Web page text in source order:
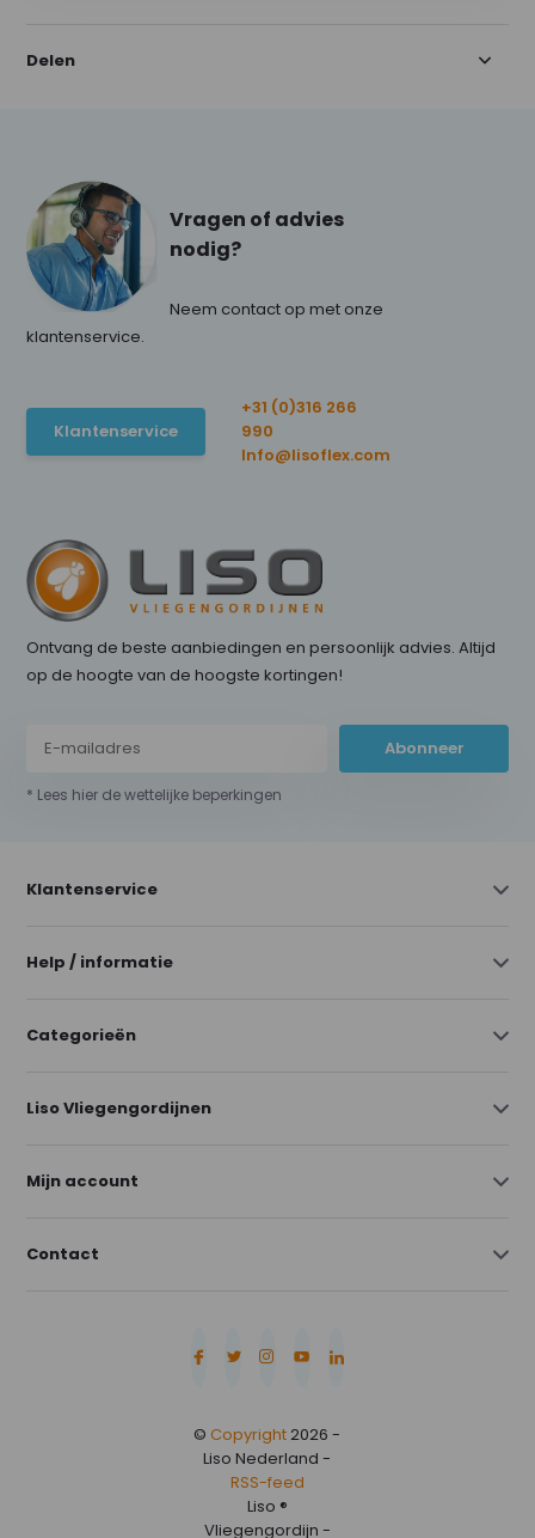
Delen
Vragen of advies
nodig?
Neem contact op met onze
klantenservice.
Klantenservice
+31 (0)316 266
990
Info@lisoflex.com
Ontvang de beste aanbiedingen en persoonlijk advies. Altijd
op de hoogte van de hoogste kortingen!
Abonneer
* Lees hier de wettelijke beperkingen
Klantenservice
Help / informatie
Categorieën
Liso Vliegengordijnen
Mijn account
Contact
© Copyright 2026 -
Liso Nederland -
RSS-feed
Liso ®
Vliegengordijn -